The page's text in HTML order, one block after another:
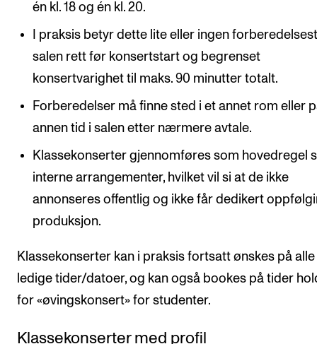
én kl. 18 og én kl. 20.
I praksis betyr dette lite eller ingen
salen rett før konsertstart og begrenset
konsertvarighet til maks. 90 minutter totalt.
Forberedelser må finne sted i et annet rom eller
annen tid i salen etter nærmere avtale.
Klassekonserter gjennomføres som hovedregel
interne arrangementer, hvilket vil si at de ikke
annonseres offentlig og ikke får dedikert
produksjon.
Klassekonserter kan i praksis fortsatt ønskes på alle
ledige tider/datoer, og kan også bookes på tider
for «øvingskonsert» for studenter.
Klassekonserter med profil